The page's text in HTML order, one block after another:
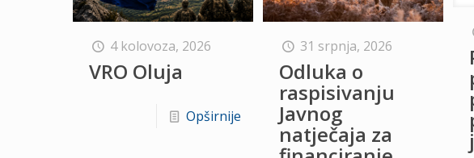
4 kolovoza, 2026
VRO Oluja
Opširnije
31 srpnja, 2026
Odluka o
raspisivanju
Javnog
natječaja za